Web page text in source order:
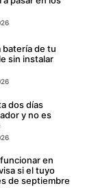
batería de tu
sin instalar
dos días
y no es
en
si el tuyo
de septiembre